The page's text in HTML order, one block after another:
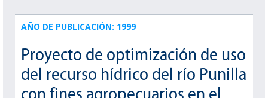
AÑO DE PUBLICACIÓN: 1999
Proyecto de optimización de uso
del recurso hídrico del río Punilla